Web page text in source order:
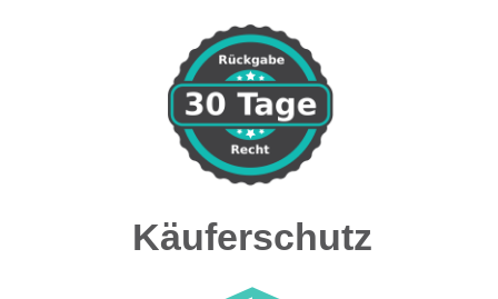
Käuferschutz